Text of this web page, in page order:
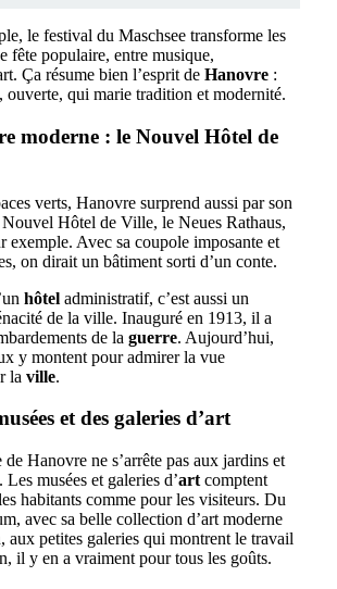
le festival du Maschsee transforme les
fête populaire, entre musique,
Ça résume bien l’esprit de Hanovre :
ouverte, qui marie tradition et modernité.
moderne : le Nouvel Hôtel de
verts, Hanovre surprend aussi par son
Hôtel de Ville, le Neues Rathaus,
exemple. Avec sa coupole imposante et
on dirait un bâtiment sorti d’un conte.
hôtel administratif, c’est aussi un
de la ville. Inauguré en 1913, il a
de la guerre. Aujourd’hui,
y montent pour admirer la vue
la ville.
et des galeries d’art
Hanovre ne s’arrête pas aux jardins et
Les musées et galeries d’art comptent
habitants comme pour les visiteurs. Du
avec sa belle collection d’art moderne
aux petites galeries qui montrent le travail
il y en a vraiment pour tous les goûts.